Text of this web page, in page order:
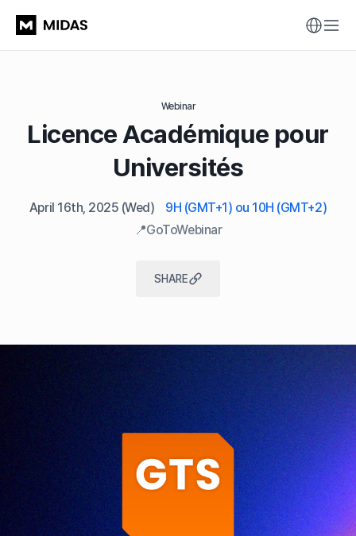
Webinar
Licence Académique pour
Universités
April 16th, 2025 (Wed)
9H (GMT+1) ou 10H (GMT+2)
📍GoToWebinar
SHARE